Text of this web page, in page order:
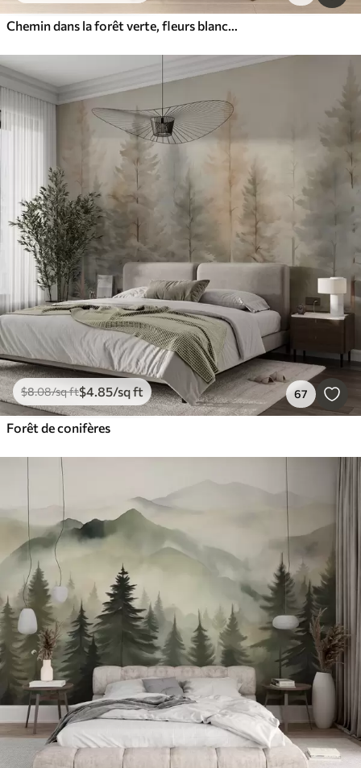
Chemin dans la forêt verte, fleurs blanches, lumière du soleil, dessin de style acrylique
$8.08/sq ft$4.85/sq ft 67
Forêt de conifères